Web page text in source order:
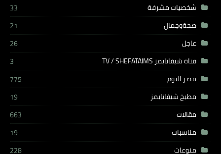
شخصيات مشرفة
33
صحةوجمال
21
عاجل
26
قناة شيفاتايمز TV / SHEFATAIMS
3
مصر اليوم
775
مطبخ شيفاتايمز
19
مقالات
663
مناسبات
19
منوعات
228